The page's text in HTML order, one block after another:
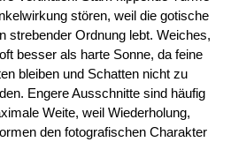
stören, weil die gotische
strebender Ordnung lebt. Weiches,
besser als harte Sonne, da feine
bleiben und Schatten nicht zu
Engere Ausschnitte sind häufig
Weite, weil Wiederholung,
den fotografischen Charakter